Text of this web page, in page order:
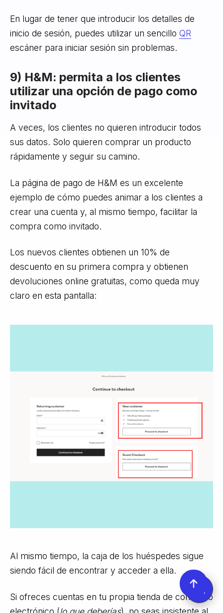
En lugar de tener que introducir los detalles de
inicio de sesión, puedes utilizar un sencillo QR
escáner para iniciar sesión sin problemas.
9) H&M: permita a los clientes
utilizar una opción de pago como
invitado
A veces, los clientes no quieren introducir todos
sus datos. Solo quieren comprar un producto
rápidamente y seguir su camino.
La página de pago de H&M es un excelente
ejemplo de cómo puedes animar a los clientes a
crear una cuenta y, al mismo tiempo, facilitar la
compra como invitado.
Los nuevos clientes obtienen un 10% de
descuento en su primera compra y obtienen
devoluciones online gratuitas, como queda muy
claro en esta pantalla:
Al mismo tiempo, la caja de los huéspedes sigue
siendo fácil de encontrar y acceder a ella.
Si ofreces cuentas en tu propia tienda de comercio